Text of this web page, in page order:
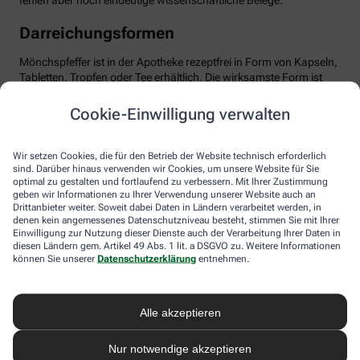
Cookie-Einwilligung verwalten
Wir setzen Cookies, die für den Betrieb der Website technisch erforderlich
sind. Darüber hinaus verwenden wir Cookies, um unsere Website für Sie
optimal zu gestalten und fortlaufend zu verbessern. Mit Ihrer Zustimmung
geben wir Informationen zu Ihrer Verwendung unserer Website auch an
Drittanbieter weiter. Soweit dabei Daten in Ländern verarbeitet werden, in
denen kein angemessenes Datenschutzniveau besteht, stimmen Sie mit Ihrer
Einwilligung zur Nutzung dieser Dienste auch der Verarbeitung Ihrer Daten in
diesen Ländern gem. Artikel 49 Abs. 1 lit. a DSGVO zu. Weitere Informationen
können Sie unserer Datenschutzerklärung entnehmen.
Alle akzeptieren
Nur notwendige akzeptieren
Darreichungsformen
Mönchspfeffer ist in der Apotheke rezeptfrei in Form von Kapseln,
Tabletten, Tropfen oder Tee erhältlich. Die wirksamste Form ist
mg pro Tag. Wichtig: Man sollte Geduld haben und das Präparat
mindestens über drei Menstruationszyklen einnehmen, bis sich
Regel gut verträglich. Dennoch sollten Sie die Anwendung ärztlich
besprechen, besonders bei gleichzeitiger Einnahme von
Medikamenten, die auf Dopamin-Rezeptoren wirken,
beispielsweise bei psychischen Erkrankungen. Ebenso sollte
Mönchspfeffer nicht in Schwangerschaft oder Stillzeit
eingenommen werden, da er u.a. die Milchproduktion stören
kann.